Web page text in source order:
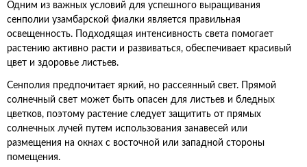
Одним из важных условий для успешного выращивания
сенполии узамбарской фиалки является правильная
освещенность. Подходящая интенсивность света помогает
растению активно расти и развиваться, обеспечивает красивый
цвет и здоровье листьев.
Сенполия предпочитает яркий, но рассеянный свет. Прямой
солнечный свет может быть опасен для листьев и бледных
цветков, поэтому растение следует защитить от прямых
солнечных лучей путем использования занавесей или
размещения на окнах с восточной или западной стороны
помещения.